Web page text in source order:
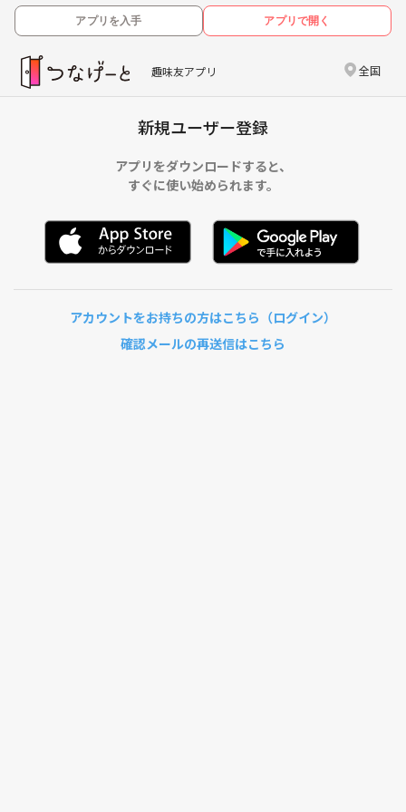
アプリを入手 アプリで開く
趣味友アプリ 全国
新規ユーザー登録
アプリをダウンロードすると、
すぐに使い始められます。
アカウントをお持ちの方はこちら（ログイン）
確認メールの再送信はこちら